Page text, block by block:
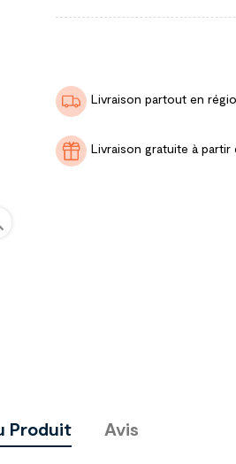
Livraison partout en
Livraison gratuite à partir
Produit Avis